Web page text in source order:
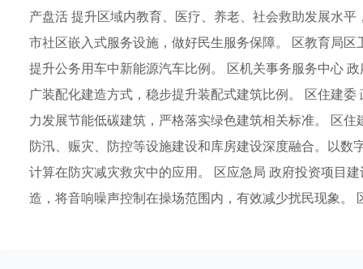
产盘活 提升区域内教育、医疗、养老、社会救助发展水
市社区嵌入式服务设施，做好民生服务保障。 区教育局
提升公务用车中新能源汽车比例。 区机关事务服务中心
广装配化建造方式，稳步提升装配式建筑比例。 区住建
力发展节能低碳建筑，严格落实绿色建筑相关标准。 区
防汛、赈灾、防控等设施建设和库房建设深度融合。以
计算在防灾减灾救灾中的应用。 区应急局 政府投资项目
造，将音响噪声控制在操场范围内，有效减少扰民现象。